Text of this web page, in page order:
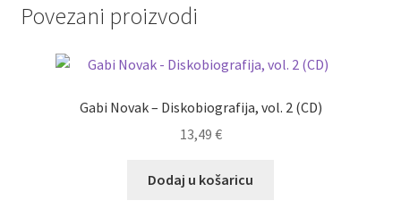
Povezani proizvodi
Gabi Novak – Diskobiografija, vol. 2 (CD)
13,49 €
Dodaj u košaricu